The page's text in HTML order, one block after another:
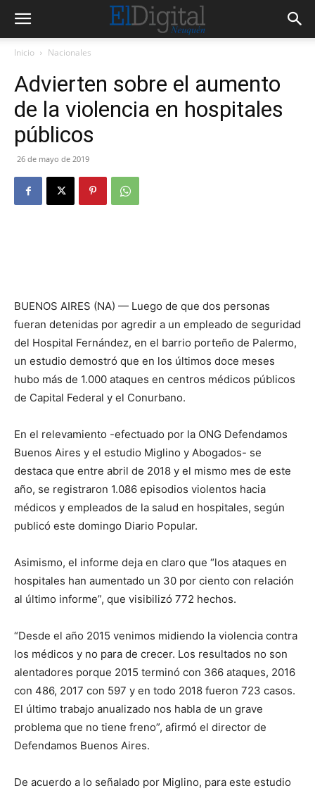
Inicio Nacionales
Advierten sobre el aumento
de la violencia en hospitales
públicos
26 de mayo de 2019
BUENOS AIRES (NA) — Luego de que dos personas
fueran detenidas por agredir a un empleado de seguridad
del Hospital Fernández, en el barrio porteño de Palermo,
un estudio demostró que en los últimos doce meses
hubo más de 1.000 ataques en centros médicos públicos
de Capital Federal y el Conurbano.
En el relevamiento -efectuado por la ONG Defendamos
Buenos Aires y el estudio Miglino y Abogados- se
destaca que entre abril de 2018 y el mismo mes de este
año, se registraron 1.086 episodios violentos hacia
médicos y empleados de la salud en hospitales, según
publicó este domingo Diario Popular.
Asimismo, el informe deja en claro que “los ataques en
hospitales han aumentado un 30 por ciento con relación
al último informe”, que visibilizó 772 hechos.
“Desde el año 2015 venimos midiendo la violencia contra
los médicos y no para de crecer. Los resultados no son
alentadores porque 2015 terminó con 366 ataques, 2016
con 486, 2017 con 597 y en todo 2018 fueron 723 casos.
El último trabajo anualizado nos habla de un grave
problema que no tiene freno”, afirmó el director de
Defendamos Buenos Aires.
De acuerdo a lo señalado por Miglino, para este estudio